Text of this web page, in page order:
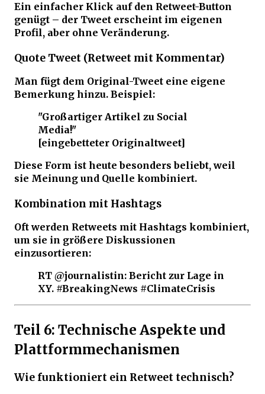
Ein einfacher Klick auf den Retweet-Button
genügt – der Tweet erscheint im eigenen
Profil, aber ohne Veränderung.
Quote Tweet (Retweet mit Kommentar)
Man fügt dem Original-Tweet eine eigene
Bemerkung hinzu. Beispiel:
"Großartiger Artikel zu Social
Media!"
[eingebetteter Originaltweet]
Diese Form ist heute besonders beliebt, weil
sie Meinung und Quelle kombiniert.
Kombination mit Hashtags
Oft werden Retweets mit Hashtags kombiniert,
um sie in größere Diskussionen
einzusortieren:
RT @journalistin: Bericht zur Lage in
XY. #BreakingNews #ClimateCrisis
Teil 6: Technische Aspekte und
Plattformmechanismen
Wie funktioniert ein Retweet technisch?